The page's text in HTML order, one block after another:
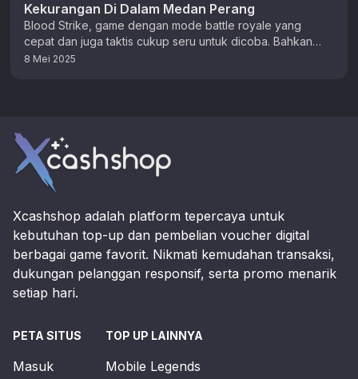
Kekurangan Di Dalam Medan Perang
Blood Strike, game dengan mode battle royale yang
cepat dan juga taktis cukup seru untuk dicoba. Bahkan
dengan banyaknya karakter …
8 Mei 2025
Xcashshop adalah platform tepercaya untuk
kebutuhan top-up dan pembelian voucher digital
berbagai game favorit. Nikmati kemudahan transaksi,
dukungan pelanggan responsif, serta promo menarik
setiap hari.
PETA SITUS
Masuk
TOP UP LAINNYA
Mobile Legends